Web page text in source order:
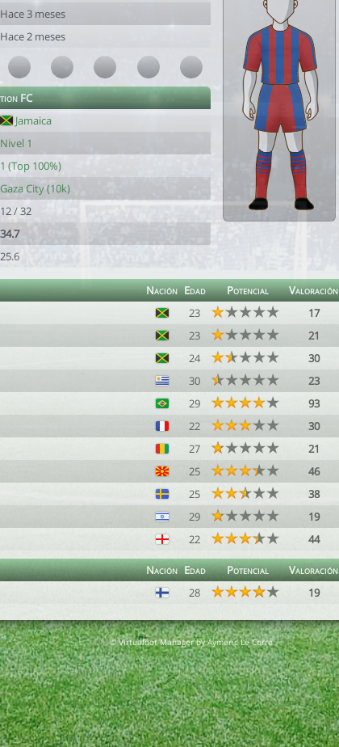
Hace 3 meses
Hace 2 meses
FC
Jamaica
Nivel 1
1 (Top 100%)
Gaza City (10k)
12 / 32
34.7
25.6
Nación Edad Potencial
Valoración
23
17
23
21
24
30
30
23
29
93
22
30
27
21
25
46
25
38
29
19
22 44
Nación Edad Potencial
Valoración
28 19
© Virtuafoot Manager by Aymeric Le Corre